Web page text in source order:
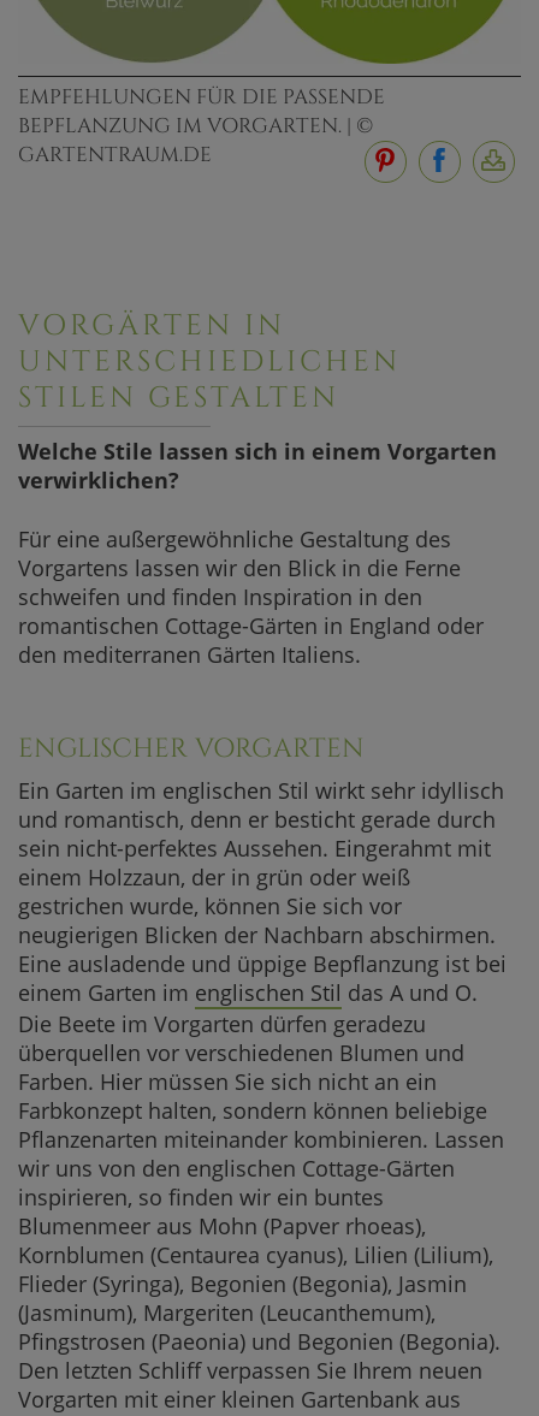
EMPFEHLUNGEN FÜR DIE PASSENDE
BEPFLANZUNG IM VORGARTEN. | ©
GARTENTRAUM.DE
VORGÄRTEN IN
UNTERSCHIEDLICHEN
STILEN GESTALTEN
Welche Stile lassen sich in einem Vorgarten
verwirklichen?
Für eine außergewöhnliche Gestaltung des
Vorgartens lassen wir den Blick in die Ferne
schweifen und finden Inspiration in den
romantischen Cottage-Gärten in England oder
den mediterranen Gärten Italiens.
ENGLISCHER VORGARTEN
Ein Garten im englischen Stil wirkt sehr idyllisch
und romantisch, denn er besticht gerade durch
sein nicht-perfektes Aussehen. Eingerahmt mit
einem Holzzaun, der in grün oder weiß
gestrichen wurde, können Sie sich vor
neugierigen Blicken der Nachbarn abschirmen.
Eine ausladende und üppige Bepflanzung ist bei
einem Garten im englischen Stil das A und O.
Die Beete im Vorgarten dürfen geradezu
überquellen vor verschiedenen Blumen und
Farben. Hier müssen Sie sich nicht an ein
Farbkonzept halten, sondern können beliebige
Pflanzenarten miteinander kombinieren. Lassen
wir uns von den englischen Cottage-Gärten
inspirieren, so finden wir ein buntes
Blumenmeer aus Mohn (Papver rhoeas),
Kornblumen (Centaurea cyanus), Lilien (Lilium),
Flieder (Syringa), Begonien (Begonia), Jasmin
(Jasminum), Margeriten (Leucanthemum),
Pfingstrosen (Paeonia) und Begonien (Begonia).
Den letzten Schliff verpassen Sie Ihrem neuen
Vorgarten mit einer kleinen Gartenbank aus